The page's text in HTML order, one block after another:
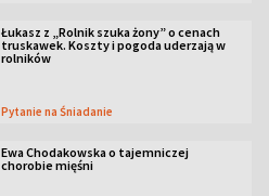
Łukasz z „Rolnik szuka żony” o cenach
truskawek. Koszty i pogoda uderzają w
rolników
Pytanie na Śniadanie
Ewa Chodakowska o tajemniczej
chorobie mięśni